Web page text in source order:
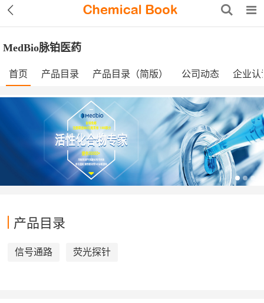
MedBio脉铂医药
首页 产品目录 产品目录（简版） 公司动态 企业认
产品目录
信号通路 荧光探针